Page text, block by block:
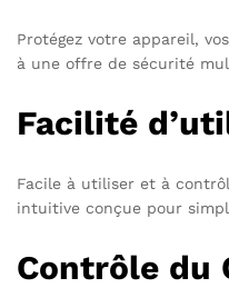
Protégez votre appareil,
à une offre de sécurité
Facilité
Facile à utiliser et à
intuitive conçue pour
Contrôle du